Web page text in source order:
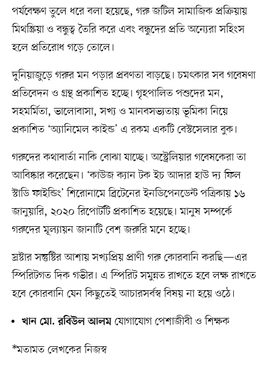
পর্যবেক্ষণ তুলে ধরে বলা হয়েছে, গরু জটিল সামাজিক প্রক্রিয়ায়
মিথস্ক্রিয়া ও বন্ধুত্ব তৈরি করে এবং বন্ধুদের প্রতি অন্যেরা সহিংস
হলে প্রতিরোধ গড়ে তোলে।
দুনিয়াজুড়ে গরুর মন পড়ার প্রবণতা বাড়ছে। চমৎকার সব গবেষণা
প্রতিবেদন ও গ্রন্থ প্রকাশিত হচ্ছে। গৃহপালিত পশুদের মন,
সহমর্মিতা, ভালোবাসা, সখ্য ও মানবসভ্যতায় ভূমিকা নিয়ে
প্রকাশিত ‘অ্যানিমেল কাইন্ড’ এ রকম একটি বেস্টসেলার বুক।
গরুদের কথাবার্তা নাকি বোঝা যাচ্ছে। অস্ট্রেলিয়ার গবেষকেরা তা
আবিষ্কার করেছেন। ‘কাউজ ক্যান টক ইচ আদার হাউ দ্য ফিল
স্টাডি ফাইন্ডিং’ শিরোনামে ব্রিটেনের ইনডিপেনডেন্ট পত্রিকায় ১৬
জানুয়ারি, ২০২০ রিপোর্টটি প্রকাশিত হয়েছে। মানুষ সম্পর্কে
গরুদের মূল্যায়ন জানাটি বেশ জরুরি মনে হচ্ছে।
স্রষ্টার সন্তুষ্টির আশায় সখ্যপ্রিয় প্রাণী গরু কোরবানি করছি—এর
স্পিরিটগত দিক গভীর। এ স্পিরিট সমুন্নত রাখতে হবে লক্ষ রাখতে
হবে কোরবানি যেন কিছুতেই আচারসর্বস্ব বিষয় না হয়ে ওঠে।
খান মো. রবিউল আলমযোগাযোগ পেশাজীবী ও শিক্ষক
*মতামত লেখকের নিজস্ব